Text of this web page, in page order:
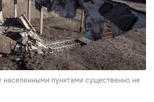
пунктами существенно не